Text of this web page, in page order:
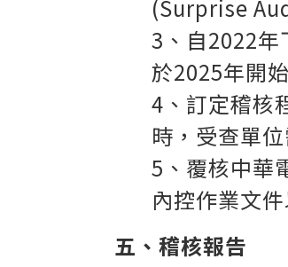
(Surprise
3 、自2022
於2025年開
4 、訂定稽
時，受查單
5 、覆核中華
內控作業文
五、稽核報告